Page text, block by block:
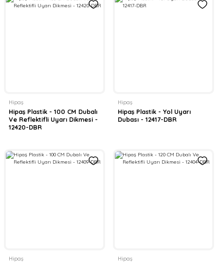
Hipaş
Hipaş Plastik - 100 CM Dubalı
Ve Reflektifli Uyarı Dikmesi -
12420-DBR
Hipaş
Hipaş Plastik - Yol Uyarı
Dubası - 12417-DBR
Hipaş Hipaş